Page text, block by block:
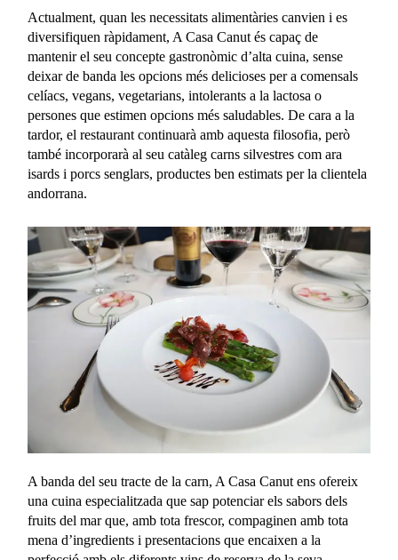
Actualment, quan les necessitats alimentàries canvien i es
diversifiquen ràpidament, A Casa Canut és capaç de
mantenir el seu concepte gastronòmic d’alta cuina, sense
deixar de banda les opcions més delicioses per a comensals
celíacs, vegans, vegetarians, intolerants a la lactosa o
persones que estimen opcions més saludables. De cara a la
tardor, el restaurant continuarà amb aquesta filosofia, però
també incorporarà al seu catàleg carns silvestres com ara
isards i porcs senglars, productes ben estimats per la clientela
andorrana.
A banda del seu tracte de la carn, A Casa Canut ens ofereix
una cuina especialitzada que sap potenciar els sabors dels
fruits del mar que, amb tota frescor, compaginen amb tota
mena d’ingredients i presentacions que encaixen a la